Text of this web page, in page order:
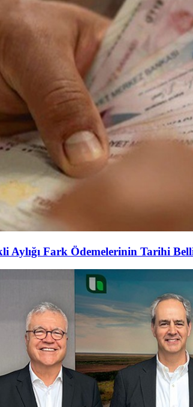
Aylığı Fark Ödemelerinin Tarihi